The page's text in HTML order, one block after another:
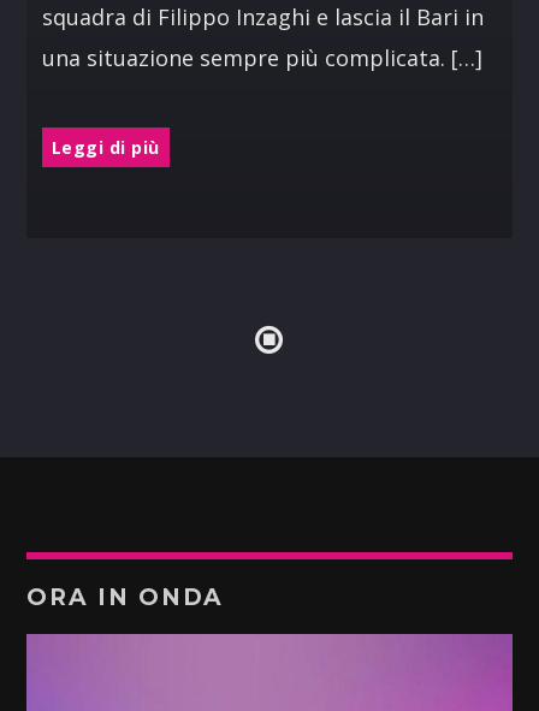
squadra di Filippo Inzaghi e lascia il Bari in
una situazione sempre più complicata. […]
Leggi di più
ORA IN ONDA